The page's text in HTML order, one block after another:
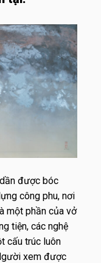
được bóc
công phu, nơi
một phần của vở
tiện, các nghệ
cấu trúc luôn
xem được